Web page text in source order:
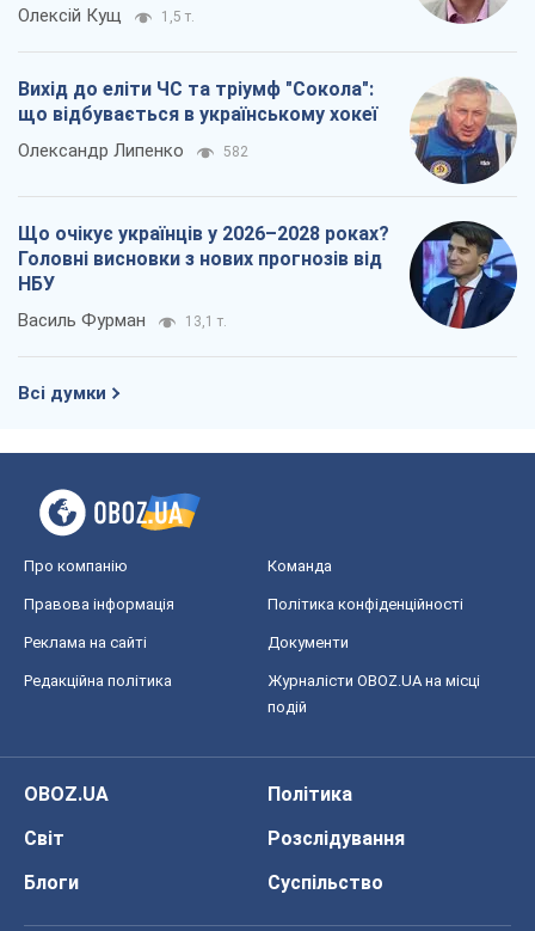
Олексій Кущ 1,5 т.
Вихід до еліти ЧС та тріумф "Сокола":
що відбувається в українському хокеї
Олександр Липенко 582
Що очікує українців у 2026–2028 роках?
Головні висновки з нових прогнозів від
НБУ
Василь Фурман 13,1 т.
Всі думки
Про компанію Команда
Правова інформація Політика конфіденційності
Реклама на сайті Документи
Редакційна політика
Журналісти OBOZ.UA на місці
подій
OBOZ.UA
Політика
Світ
Розслідування
Блоги
Суспільство